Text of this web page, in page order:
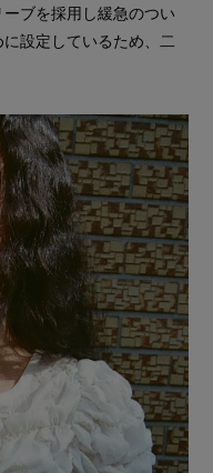
ブを採用し緩急のつい
設定しているため、二